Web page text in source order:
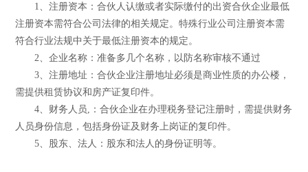
1、注册资本：合伙人认缴或者实际缴付的出资合伙企业最低
注册资本需符合公司法律的相关规定。特殊行业公司注册资本需
符合行业法规中关于最低注册资本的规定。
2、企业名称：准备多几个名称，以防名称审核不通过
3、注册地址：合伙企业注册地址必须是商业性质的办公楼，
需提供租赁协议和房产证复印件。
4、财务人员,：合伙企业在办理税务登记注册时，需提供财务
人员身份信息，包括身份证及财务上岗证的复印件。
5、股东、法人：股东和法人的身份证明等。